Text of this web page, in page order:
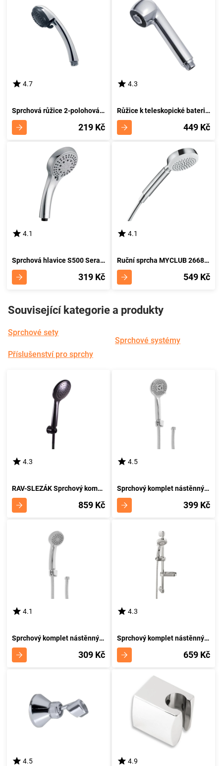
4.7
Sprchová růžice 2-polohová samočistící RU/FAST,0
219 Kč
4.3
Růžice k teleskopické baterii RU/55081,0
449 Kč
4.1
Sprchová hlavice S500 Sera sf
319 Kč
4.1
Ruční sprcha MYCLUB 26683400
549 Kč
Související kategorie a produkty
Sprchové sety
Příslušenství pro sprchy
Sprchové systémy
4.3
RAV-SLEZÁK Sprchový komplet COLORADO SK0053CMAT
859 Kč
4.5
Sprchový komplet nástěnný MINI857,0
399 Kč
4.1
Sprchový komplet nástěnný MINI870,0
309 Kč
4.3
Sprchový komplet nástěnný KIT869,0
659 Kč
4.5 4.9